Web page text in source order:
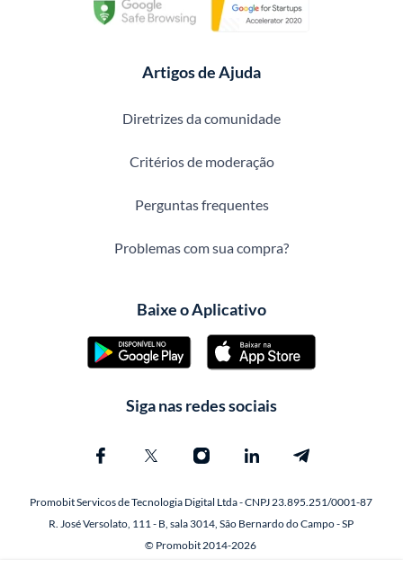
Artigos de Ajuda
Diretrizes da comunidade
Critérios de moderação
Perguntas frequentes
Problemas com sua compra?
Baixe o Aplicativo
Siga nas redes sociais
Promobit Servicos de Tecnologia Digital Ltda - CNPJ 23.895.251/0001-87
R. José Versolato, 111 - B, sala 3014, São Bernardo do Campo - SP
© Promobit 2014-2026